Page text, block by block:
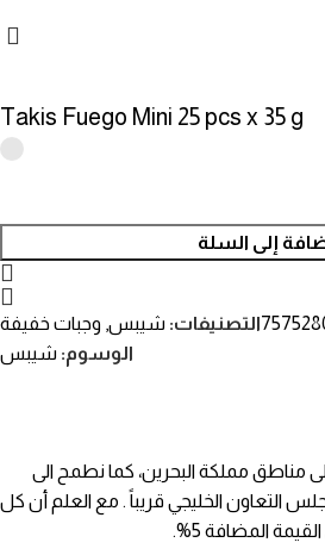
Takis Fuego Mini 25 pcs x 35 g
إلى السلة
التصنيفات: شيبس, وجبات خفيفة
الوسوم: شيبس
مناطق مملكة البحرين، كما نطمح الى
التعاون الخليجي قريباً . مع العلم أن كل
المضافة 5%.